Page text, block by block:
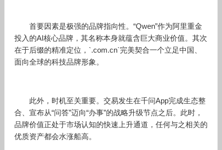
首要因素是极强的品牌指向性。“Qwen”作为阿里重金
投入的AI核心品牌，其名称本身就蕴含巨大商业价值。其次
在于后缀的精准定位，`.com.cn`完美契合一个立足中国、
面向全球的科技品牌形象。
此外，时机至关重要。交易发生在千问App完成生态整
合、宣布从“问答”迈向“办事”的战略升级节点之后。此时，
品牌价值正处于市场认知的快速上升通道，任何与之相关的
优质资产都会水涨船高。